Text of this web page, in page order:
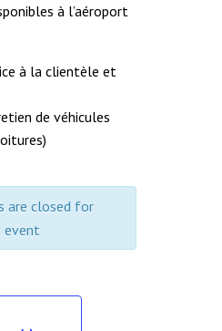
à l’aéroport
à la clientèle et
de véhicules
are closed for
event